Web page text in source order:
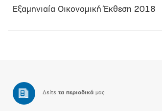
Εξαμηνιαία Οικονομική Έκθεση 2018
Δείτε τα περιοδικά μας